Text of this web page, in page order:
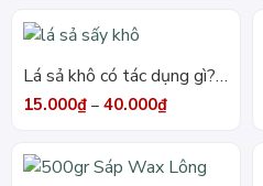
Lá sả khô có tác dụng gì?
Bật mí 7+ công dụng cho
15.000₫ – 40.000₫Khoảng
đến
40.000₫